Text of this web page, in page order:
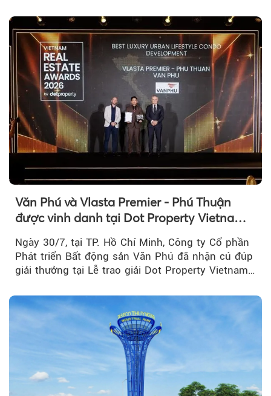
Văn Phú và Vlasta Premier - Phú Thuận
được vinh danh tại Dot Property Vietnam
Real Estate Awards 2026
Ngày 30/7, tại TP. Hồ Chí Minh, Công ty Cổ phần
Phát triển Bất động sản Văn Phú đã nhận cú đúp
giải thưởng tại Lễ trao giải Dot Property Vietnam